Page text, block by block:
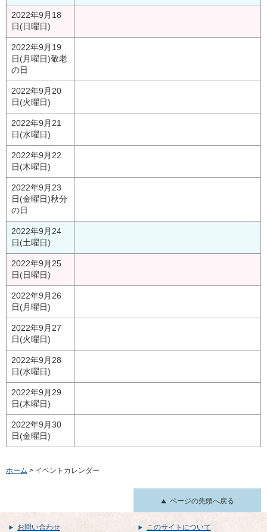
2022年9月18
日(日曜日)
2022年9月19
日(月曜日)敬老
の日
2022年9月20
日(火曜日)
2022年9月21
日(水曜日)
2022年9月22
日(木曜日)
2022年9月23
日(金曜日)秋分
の日
2022年9月24
日(土曜日)
2022年9月25
日(日曜日)
2022年9月26
日(月曜日)
2022年9月27
日(火曜日)
2022年9月28
日(水曜日)
2022年9月29
日(木曜日)
2022年9月30
日(金曜日)
ホーム > イベントカレンダー
ページの先頭へ戻る
お問い合わせ このサイトについて